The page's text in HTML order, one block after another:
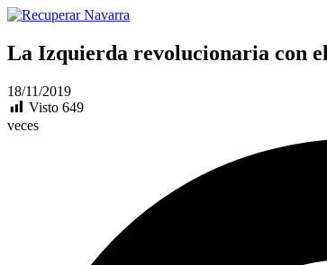
La Izquierda revolucionaria con
18/11/2019
Visto 649
veces